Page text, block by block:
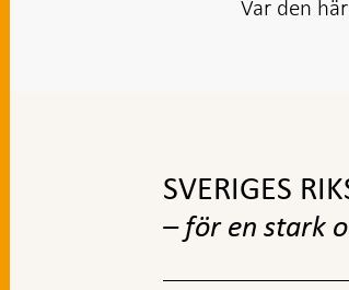
Var den
SVERIGES
– för en stark